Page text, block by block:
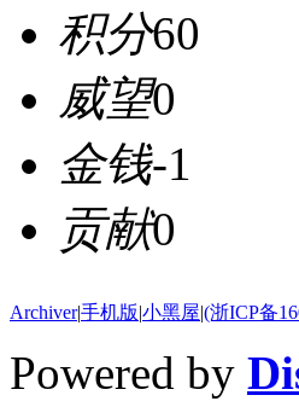
积分60
威望0
金钱-1
贡献0
Archiver|手机版|小黑屋|(浙ICP备
Powered by